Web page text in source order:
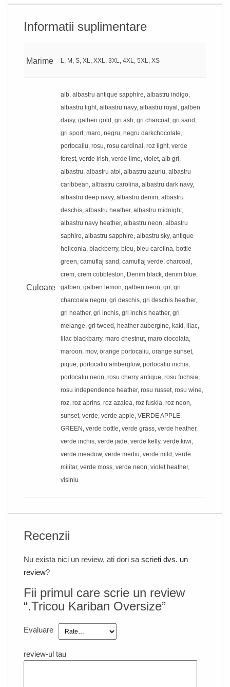
Informatii suplimentare
Marime L, M, S, XL, XXL, 3XL, 4XL, 5XL, XS
Culoare
alb, albastru antique sapphire, albastru indigo,
albastru light, albastru navy, albastru royal, galben
daisy, galben gold, gri ash, gri charcoal, gri sand,
gri sport, maro, negru, negru darkchocolate,
portocaliu, rosu, rosu cardinal, roz light, verde
forest, verde irish, verde lime, violet, alb gri,
albastru, albastru atol, albastru azuriu, albastru
caribbean, albastru carolina, albastru dark navy,
albastru deep navy, albastru denim, albastru
deschis, albastru heather, albastru midnight,
albastru navy heather, albastru neon, albastru
saphire, albastru sapphire, albastru sky, antique
heliconia, blackberry, bleu, bleu carolina, bottle
green, camuflaj sand, camuflaj verde, charcoal,
crem, crem cobbleston, Denim black, denim blue,
galben, galben lemon, galben neon, gri, gri
charcoala negru, gri deschis, gri deschis heather,
gri heather, gri inchis, gri inchis heather, gri
melange, gri tweed, heather aubergine, kaki, lilac,
lilac blackbarry, maro chestnut, maro ciocolata,
maroon, mov, orange portocaliu, orange sunset,
pique, portocaliu amberglow, portocaliu inchis,
portocaliu neon, rosu cherry antique, rosu fuchsia,
rosu independence heather, rosu russet, rosu wine,
roz, roz aprins, roz azalea, roz fuskia, roz neon,
sunset, verde, verde apple, VERDE APPLE
GREEN, verde bottle, verde grass, verde heather,
verde inchis, verde jade, verde kelly, verde kiwi,
verde meadow, verde mediu, verde mild, verde
militar, verde moss, verde neon, violet heather,
visiniu
Recenzii
Nu exista nici un review, ati dori sa scrieti dvs. un
review?
Fii primul care scrie un review
“.Tricou Kariban Oversize”
Evaluare
review-ul tau